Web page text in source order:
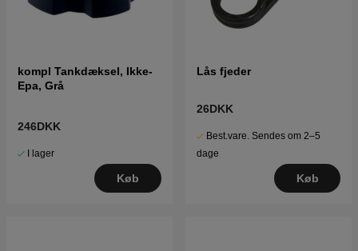
kompl Tankdæksel, Ikke-
Epa, Grå
246DKK
I lager
Køb
Lås fjeder
26DKK
Best.vare. Sendes om 2–5
dage
Køb